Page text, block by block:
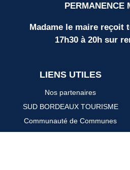
PERMANENCE
Madame le maire reçoit
17h30 à 20h sur
LIENS UTILES
Nos partenaires
SUD BORDEAUX TOURISME
Communauté de Communes